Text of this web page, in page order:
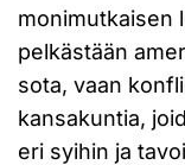
monimutkaisen
pelkästään
sota, vaan
kansakuntia,
eri syihin ja